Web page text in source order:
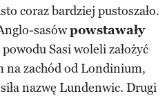
coraz bardziej pustoszało.
sasówpowstawały
Sasi woleli założyć
na zachód od Londinium,
nazwę Lundenwic. Drugi